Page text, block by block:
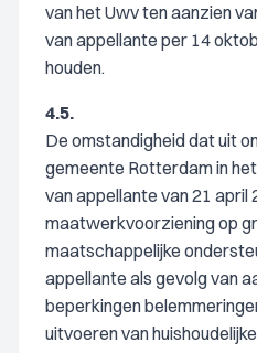
van het Uwv ten aanzien
van appellante per 14
houden.
4.5.
De omstandigheid dat uit
gemeente Rotterdam in
van appellante van 21 april
maatwerkvoorziening op
maatschappelijke
appellante als gevolg van
beperkingen
uitvoeren van